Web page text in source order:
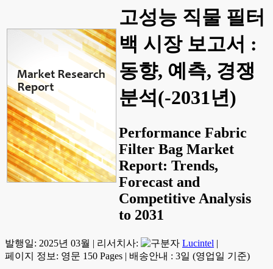
고성능 직물 필터
백 시장 보고서 :
동향, 예측, 경쟁
분석(-2031년)
Performance Fabric
Filter Bag Market
Report: Trends,
Forecast and
Competitive Analysis
to 2031
발행일: 2025년 03월 | 리서치사: Lucintel |
페이지 정보: 영문 150 Pages | 배송안내 : 3일 (영업일 기준)